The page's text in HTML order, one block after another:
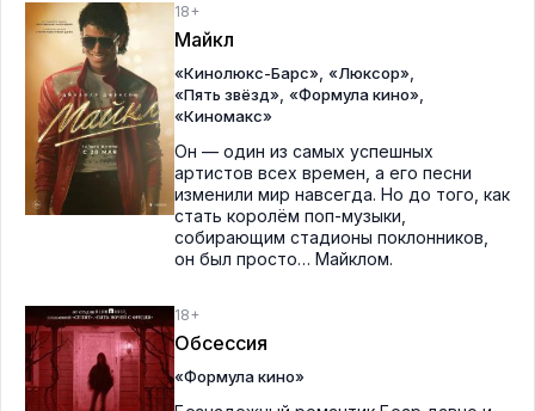
18+
Майкл
«Кинолюкс-Барс» «Люксор»
«Пять звёзд» «Формула кино»
«Киномакс»
Он — один из самых успешных
артистов всех времен, а его песни
изменили мир навсегда. Но до того, как
стать королём поп-музыки,
собирающим стадионы поклонников,
он был просто… Майклом.
18+
Обсессия
«Формула кино»